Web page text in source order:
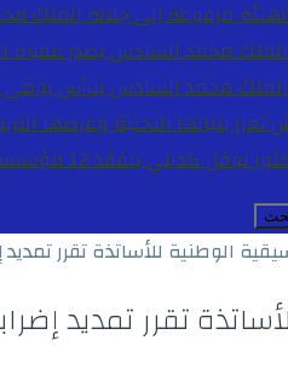
تهنئة مرفوعة إلى جلالة الملك
محمد السادس يصدر عفوه السامي على 1788 شخصا
الملك محمد السادس يترأس
بنياتها التحتية وعرضها
يتفقد 12 مؤسسة تعليمية للإشراف على مراقبة الداخليات والمطاعم المدرسية بجهة الدار البيضاء-سطات
الوطنية للأساتذة تقرر
تقرر تمديد